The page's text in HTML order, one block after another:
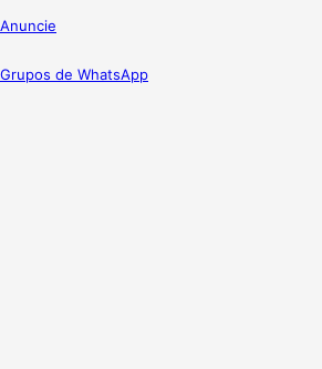
Anuncie
Grupos de WhatsApp